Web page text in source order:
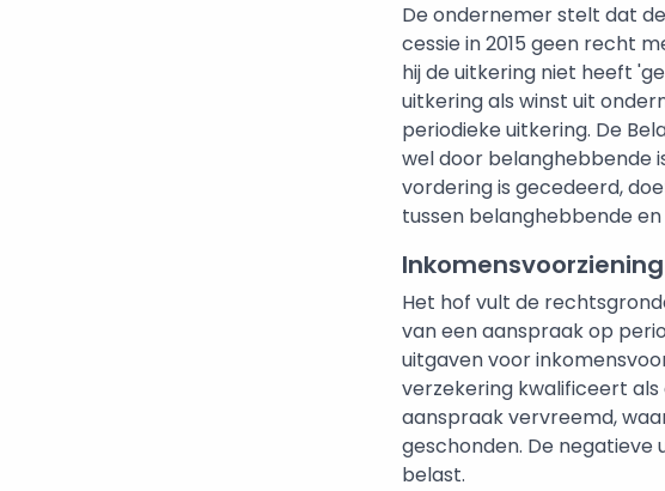
De ondernemer stelt dat
cessie in 2015 geen recht
hij de uitkering niet heeft
uitkering als winst uit
periodieke uitkering. De
wel door belanghebbende
vordering is gecedeerd,
tussen belanghebbende
Inkomensvoorziening
Het hof vult de
van een aanspraak op
uitgaven voor
verzekering kwalificeert als
aanspraak vervreemd,
geschonden. De negatieve
belast.